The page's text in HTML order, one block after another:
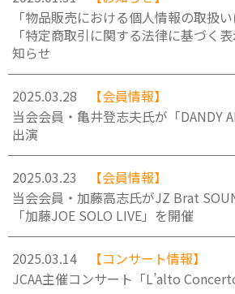
「物品販売における個人情報の取扱
「特定商取引に関する法律に基づく
知らせ
2025.03.28
【会員情報】
当会会員・亀井登志夫氏が「DANDY
出演
2025.03.23
【会員情報】
当会会員・加藤高志氏がJZ Brat
「加藤JOE SOLO LIVE」を開催
2025.03.14
【コンサート情報】
JCAA主催コンサート「L’alto